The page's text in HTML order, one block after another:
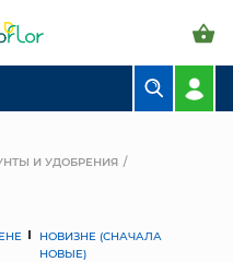
И УДОБРЕНИЯ
НОВИЗНЕ (СНАЧАЛА
НОВЫЕ)